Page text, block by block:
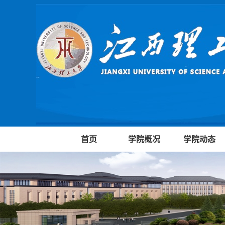
首页 学院概况 学院动态